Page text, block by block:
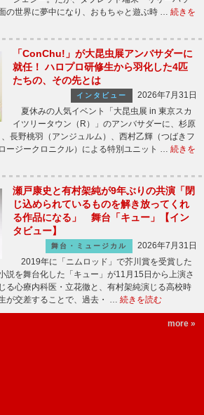
の世界に夢中になり、おもちゃと遊ぶ時 … 続きを
「ConChu!」が大昆虫展アンバサダーに
就任！ ハロプロ研修生から羽化した4匹
たちの、その先とは
インタビュー
2026年7月31日
夏休みの人気イベント「大昆虫展 in 東京スカ
イツリータウン（R）」のアンバサダーに、杉原
長野桃羽（アンジュルム）、西村乙輝（つばきフ
ージークロニクル）による特別ユニット … 続きを
瀬戸康史と有村架純が9年ぶりの共演「閉
じ込められているものを解き放ってくれ
る作品になる」 舞台「キュー」【イン
タビュー】
舞台・ミュージカル
2026年7月31日
2019年に「ニムロッド」で芥川賞を受賞した
説を舞台化した「キュー」が11月15日から上演さ
る心療内科医・立花徹と、有村架純演じる高校時
が交差することで、過去・ … 続きを読む
more »